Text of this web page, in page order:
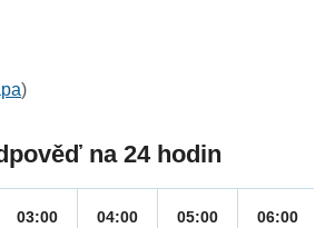
)
na 24 hodin
03:00 04:00 05:00 06:00